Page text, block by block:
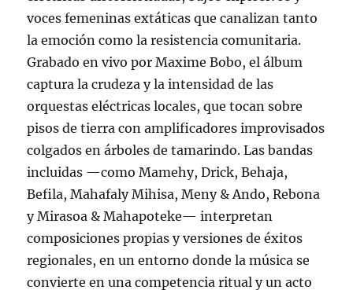
voces femeninas extáticas que canalizan tanto
la emoción como la resistencia comunitaria.
Grabado en vivo por Maxime Bobo, el álbum
captura la crudeza y la intensidad de las
orquestas eléctricas locales, que tocan sobre
pisos de tierra con amplificadores improvisados
colgados en árboles de tamarindo. Las bandas
incluidas —como Mamehy, Drick, Behaja,
Befila, Mahafaly Mihisa, Meny & Ando, Rebona
y Mirasoa & Mahapoteke— interpretan
composiciones propias y versiones de éxitos
regionales, en un entorno donde la música se
convierte en una competencia ritual y un acto